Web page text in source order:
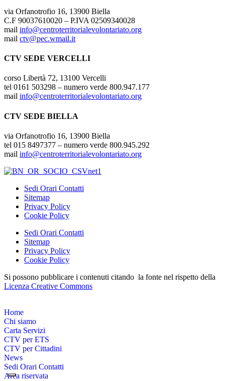
via Orfanotrofio 16, 13900 Biella
C.F 90037610020 – P.IVA 02509340028
mail info@centroterritorialevolontariato.org
mail ctv@pec.wmail.it
CTV SEDE VERCELLI
corso Libertà 72, 13100 Vercelli
tel 0161 503298 – numero verde 800.947.177
mail info@centroterritorialevolontariato.org
CTV SEDE BIELLA
via Orfanotrofio 16, 13900 Biella
tel 015 8497377 – numero verde 800.945.292
mail info@centroterritorialevolontariato.org
Sedi Orari Contatti
Sitemap
Privacy Policy
Cookie Policy
Sedi Orari Contatti
Sitemap
Privacy Policy
Cookie Policy
Si possono pubblicare i contenuti citando la fonte nel rispetto della
Licenza Creative Commons
Home
Chi siamo
Carta Servizi
CTV per ETS
CTV per Cittadini
News
Sedi Orari Contatti
Area riservata